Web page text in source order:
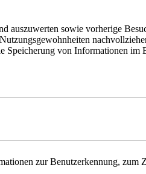
auszuwerten sowie vorherige
von Informationen im
zur Benutzerkennung, zum